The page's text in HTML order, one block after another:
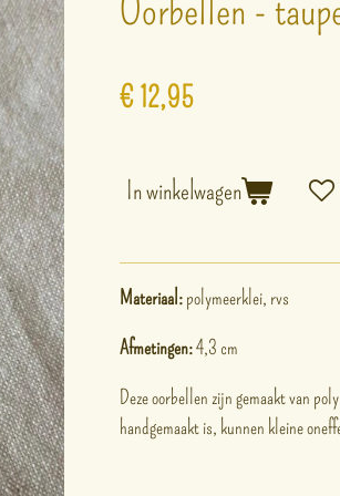
Oorbellen -
€ 12,95
In winkelwagen
Materiaal:polymeerklei, rvs
Afmetingen:4,3 cm
Deze oorbellen zijn gemaakt van
handgemaakt is, kunnen kleine